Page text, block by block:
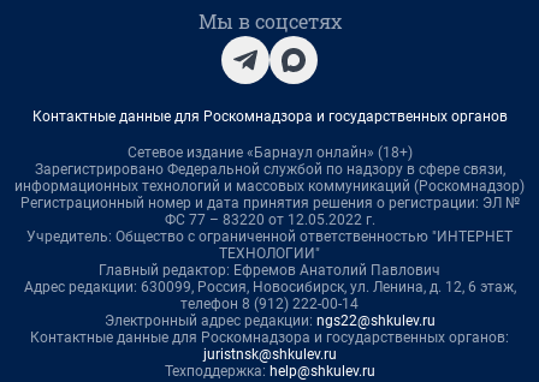
Мы в соцсетях
Контактные данные для Роскомнадзора и государственных органов
Сетевое издание «Барнаул онлайн» (18+)
Зарегистрировано Федеральной службой по надзору в сфере связи,
информационных технологий и массовых коммуникаций (Роскомнадзор)
Регистрационный номер и дата принятия решения о регистрации: ЭЛ №
ФС 77 – 83220 от 12.05.2022 г.
Учредитель: Общество с ограниченной ответственностью "ИНТЕРНЕТ
ТЕХНОЛОГИИ"
Главный редактор: Ефремов Анатолий Павлович
Адрес редакции: 630099, Россия, Новосибирск, ул. Ленина, д. 12, 6 этаж,
телефон 8 (912) 222-00-14
Электронный адрес редакции: ngs22@shkulev.ru
Контактные данные для Роскомнадзора и государственных органов:
juristnsk@shkulev.ru
Техподдержка: help@shkulev.ru